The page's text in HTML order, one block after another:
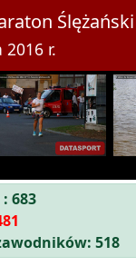
Ślężański
2016 r.
683
518